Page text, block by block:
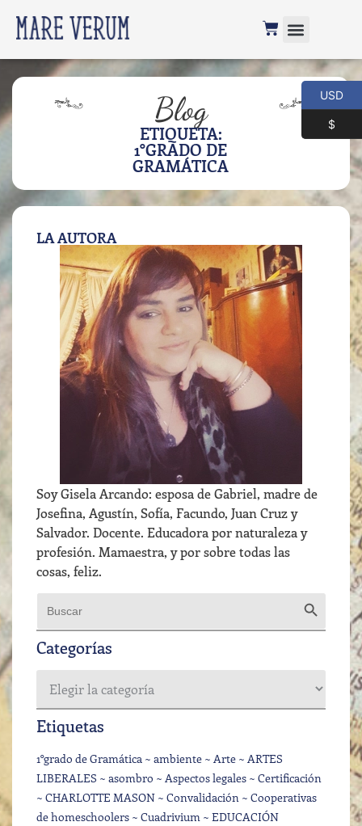
Blog
ETIQUETA:
1°GRADO DE
GRAMÁTICA
LA AUTORA
Soy Gisela Arcando: esposa de Gabriel, madre de
Josefina, Agustín, Sofía, Facundo, Juan Cruz y
Salvador. Docente. Educadora por naturaleza y
profesión. Mamaestra, y por sobre todas las
cosas, feliz.
Buscar:
Botón de
Categorías
Etiquetas
1°grado de Gramática ambiente Arte
ARTES
LIBERALES
asombro Aspectos legales
Certificación
CHARLOTTE MASON
Convalidación
Cooperativas
de homeschoolers
Cuadrivium
EDUCACIÓN
USD
$